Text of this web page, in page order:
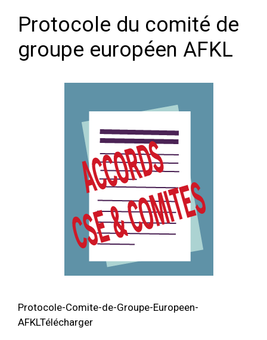
Protocole du comité de
groupe européen AFKL
Protocole-Comite-de-Groupe-Europeen-
AFKLTélécharger